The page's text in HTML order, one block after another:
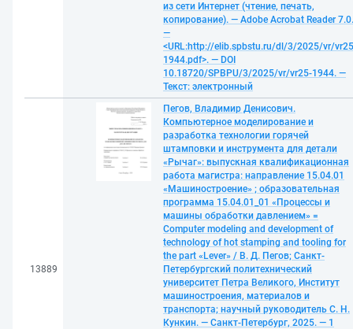
из сети Интернет (чтение, печать,
копирование). — Adobe Acrobat Reader 7.0.
—
<URL:http://elib.spbstu.ru/dl/3/2025/vr/
1944.pdf>. — DOI
10.18720/SPBPU/3/2025/vr/vr25-1944. —
Текст: электронный
13889
Пегов, Владимир Денисович.
Компьютерное моделирование и
разработка технологии горячей
штамповки и инструмента для детали
«Рычаг»: выпускная квалификационная
работа магистра: направление 15.04.01
«Машиностроение» ; образовательная
программа 15.04.01_01 «Процессы и
машины обработки давлением» =
Computer modeling and development of
technology of hot stamping and tooling for
the part «Lever» / В. Д. Пегов; Санкт-
Петербургский политехнический
университет Петра Великого, Институт
машиностроения, материалов и
транспорта; научный руководитель С. Н.
Кункин. — Санкт-Петербург, 2025. — 1